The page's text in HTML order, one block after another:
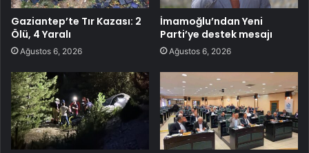
Gaziantep’te Tır Kazası: 2
Ölü, 4 Yaralı
Ağustos 6, 2026
İmamoğlu’ndan Yeni
Parti’ye destek mesajı
Ağustos 6, 2026